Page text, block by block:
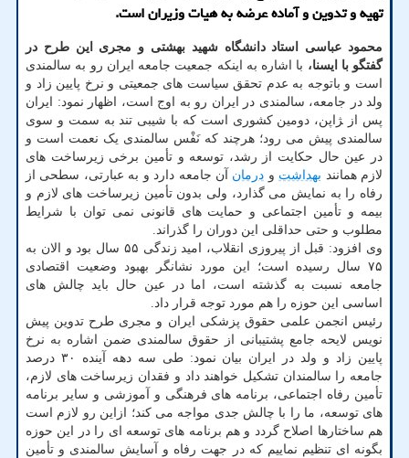
تهیه و تدوین و آماده عرضه به هیات وزیران است.
محمود عباسی استاد دانشگاه شهید بهشتی و مجری این طرح در
گفتگو با ایسنا، با اشاره به اینکه جمعیت جامعه ایران رو به سالمندی
است و باتوجه به عدم تحقق سیاست های جمعیتی و نرخ پایین زاد و
ولد در جامعه، سالمندی در ایران رو به اوج است، اظهار نمود: ایران
پس از ‍ژاپن، دومین کشوری است که با شیبی تند به سمت و سوی
سالمندی پیش می رود؛ هرچند که نَفْس سالمندی یک نعمت است و
در عین حال حکایت از رشد، توسعه و تأمین برخی زیرساخت های
لازم همانند بهداشت و درمان آن جامعه دارد و به عبارتی، سطحی از
رفاه را به نمایش می گذارد، ولی بدون تأمین زیرساخت های لازم و
بیمه و تأمین اجتماعی و حمایت های قانونی نمی توان با شرایط
مطلوب و حتی حداقلی این دوران را گذراند.
وی افزود: قبل از پیروزی انقلاب، امید زندگی ۵۵ سال بود و الان به
۷۵ سال رسیده است؛ این مورد نشانگر بهبود وضعیت اقتصادی
جامعه نسبت به گذشته است، اما در عین حال باید چالش های
اساسی این حوزه را هم مورد توجه قرار داد.
رئیس انجمن علمی حقوق پزشکی ایران و مجری طرح تدوین پیش
نویس لایحه جامع پشتیبانی از حقوق سالمندی ضمن اشاره به نرخ
پایین زاد و ولد در ایران بیان نمود: طی سه دهه آینده ۳۰ درصد
جامعه را سالمندان تشکیل خواهند داد و فقدان زیرساخت های لازم،
تأمین رفاه اجتماعی، برنامه های فرهنگی و آموزشی و سایر برنامه
های توسعه، ما را با چالش جدی مواجه می کند؛ ازاین رو لازم است
هم ساختارها اصلاح گردد و هم برنامه های توسعه ای را در این حوزه
بگونه ای تنظیم نماییم که در جهت رفاه و آسایش سالمندی و تأمین